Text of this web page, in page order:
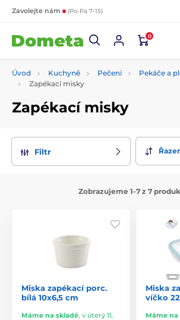
Zavolejte nám (Po-Pá 7-15)
0
Úvod Kuchyně Pečení
Pekáče a
Zapékací misky
Zapékací misky
Filtr
Zobrazujeme 1-7 z 7
Miska zapékací porc.
bílá 10x6,5 cm
Máme na skladě, v úterý 11.
Miska
víčko
Máme na